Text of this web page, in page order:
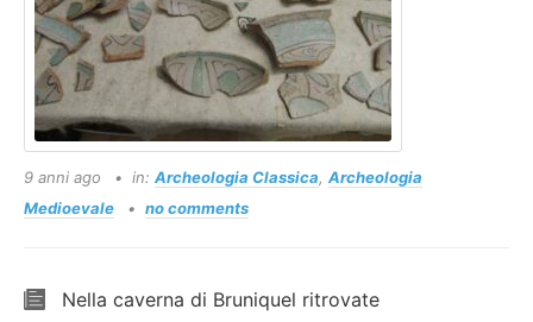
9 anni ago in: Archeologia Classica, Archeologia
Medioevale
no comments
Nella caverna di Bruniquel ritrovate